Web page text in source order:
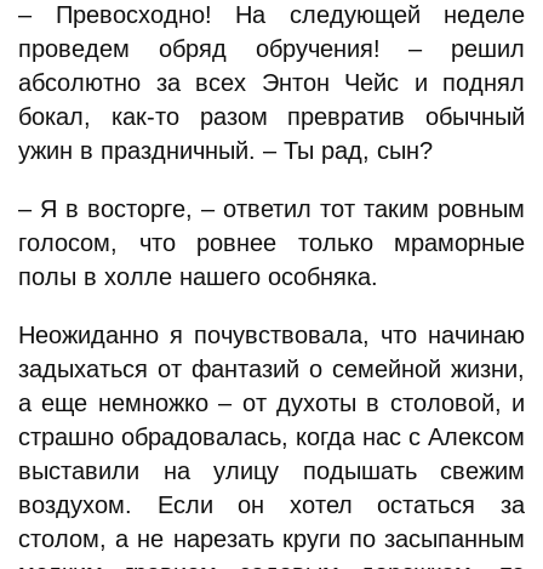
– Превосходно! На следующей неделе
проведем обряд обручения! – решил
абсолютно за всех Энтон Чейс и поднял
бокал, как-то разом превратив обычный
ужин в праздничный. – Ты рад, сын?
– Я в восторге, – ответил тот таким ровным
голосом, что ровнее только мраморные
полы в холле нашего особняка.
Неожиданно я почувствовала, что начинаю
задыхаться от фантазий о семейной жизни,
а еще немножко – от духоты в столовой, и
страшно обрадовалась, когда нас с Алексом
выставили на улицу подышать свежим
воздухом. Если он хотел остаться за
столом, а не нарезать круги по засыпанным